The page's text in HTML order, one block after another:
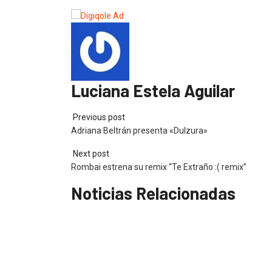
Luciana Estela Aguilar
Previous post
Adriana Beltrán presenta «Dulzura»
Next post
Rombai estrena su remix “Te Extraño :( remix”
Noticias Relacionadas